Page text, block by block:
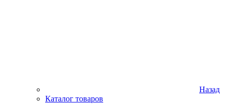
Назад
Каталог товаров